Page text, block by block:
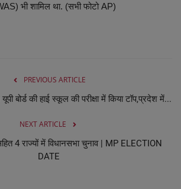
भी शामिल था. (सभी फोटो AP)
PREVIOUS ARTICLE
बोर्ड की हाई स्कूल की परीक्षा में किया टॉप,प्रदेश में...
NEXT ARTICLE
4 राज्यों में विधानसभा चुनाव | MP ELECTION
DATE